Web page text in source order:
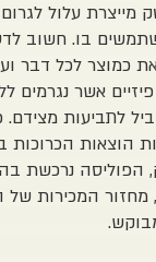
עלול לגרום
בו. חשוב
כמוצר לכל דבר
פיזיים אשר
לתביעות
הוצאות הכרוכות
הפוליסה נרכשת
מחזור המכירות